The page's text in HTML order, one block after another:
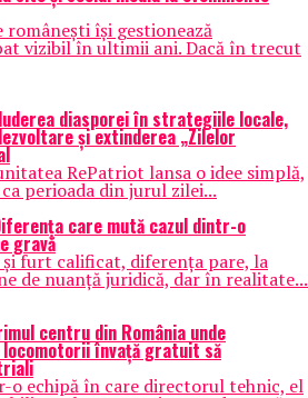
își gestionează
vizibil în ultimii ani. Dacă în trecut
diasporei în strategiile locale,
și extinderea „Zilelor
RePatriot lansa o idee simplă,
perioada din jurul zilei...
care mută cazul dintr-o
gravă
furt calificat, diferența pare, la
de nuanță juridică, dar în realitate...
centru din România unde
învață gratuit să
echipă în care directorul tehnic, el